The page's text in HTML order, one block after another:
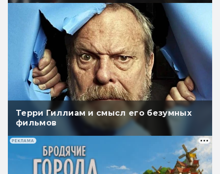
Терри Гиллиам и смысл его безумных
фильмов
РЕКЛАМА